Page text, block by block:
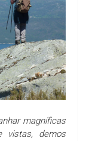
magníficas
vistas, demos